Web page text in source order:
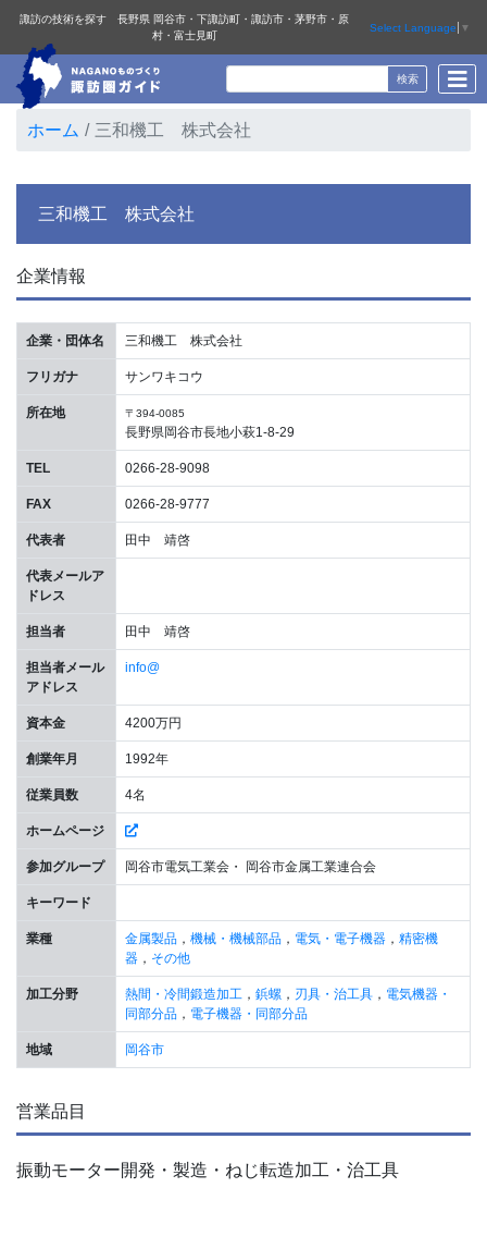
諏訪の技術を探す 長野県 岡谷市・下諏訪町・諏訪市・茅野市・原
村・富士見町
Select Language ▼
ホーム 三和機工 株式会社
三和機工 株式会社
企業情報
企業・団体名 三和機工 株式会社
フリガナ サンワキコウ
所在地 〒394-0085
長野県岡谷市長地小萩1-8-29
TEL 0266-28-9098
FAX 0266-28-9777
代表者 田中 靖啓
代表メールア
ドレス
担当者 田中 靖啓
担当者メール
アドレス
info@
資本金 4200万円
創業年月 1992年
従業員数 4名
ホームページ
参加グループ 岡谷市電気工業会・ 岡谷市金属工業連合会
キーワード
業種 金属製品， 機械・機械部品， 電気・電子機器， 精密機
器， その他
加工分野 熱間・冷間鍛造加工， 鋲螺， 刃具・治工具， 電気機器・
同部分品， 電子機器・同部分品
地域 岡谷市
営業品目
振動モーター開発・製造・ねじ転造加工・治工具